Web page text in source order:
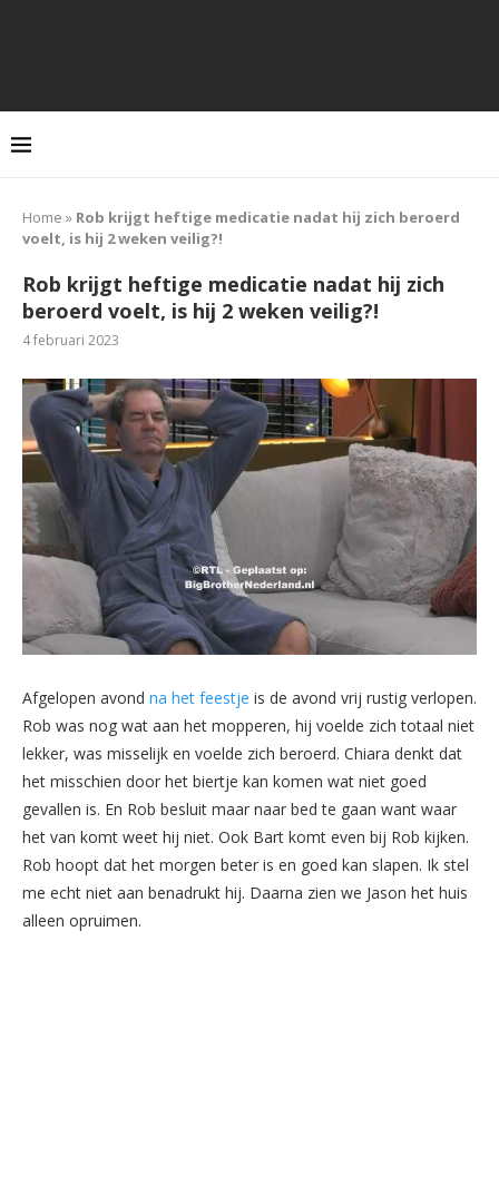
Home » Rob krijgt heftige medicatie nadat hij zich beroerd
voelt, is hij 2 weken veilig?!
Rob krijgt heftige medicatie nadat hij zich
beroerd voelt, is hij 2 weken veilig?!
4 februari 2023
Afgelopen avond na het feestje is de avond vrij rustig verlopen.
Rob was nog wat aan het mopperen, hij voelde zich totaal niet
lekker, was misselijk en voelde zich beroerd. Chiara denkt dat
het misschien door het biertje kan komen wat niet goed
gevallen is. En Rob besluit maar naar bed te gaan want waar
het van komt weet hij niet. Ook Bart komt even bij Rob kijken.
Rob hoopt dat het morgen beter is en goed kan slapen. Ik stel
me echt niet aan benadrukt hij. Daarna zien we Jason het huis
alleen opruimen.